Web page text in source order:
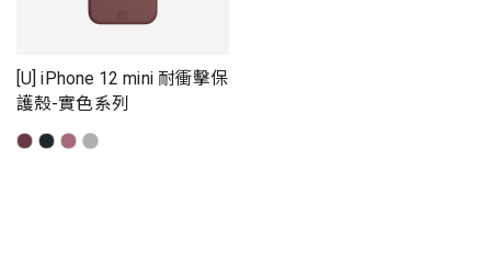
[U] iPhone 12 mini 耐衝擊保
護殼-實色系列